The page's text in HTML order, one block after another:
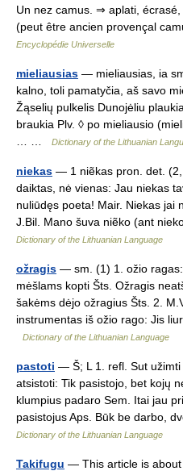
Un nez camus. ⇒ aplati,
(peut être ancien provençal
Encyclopédie Universelle
mieliausias — mieliausias, ia
kalno, toli pamatyčia, aš savo
Žąselių pulkelis Dunojėliu
braukia Plv. ◊ po mieliausio
Dictionary of the Lithuanian
niekas — 1 niẽkas pron. det.
daiktas, nė vienas: Jau niekas
nuliūdęs poeta! Mair. Niekas jai
J.Bil. Mano šuva niẽko (ant
Dictionary of the Lithuanian Language
ožragis — sm. (1) 1. ožio
mėšlams kopti Šts. Ožragis
šakėms dėjo ožragius Šts. 2.
instrumentas iš ožio rago: Jis
Dictionary of the Lithuanian Language
pastoti — Š; L 1. refl. Sut
atsistoti: Tik pasistojo, bet kojų
klumpius padaro Sem. Itai jau
pasistojus Aps. Būk be darbo,
Dictionary of the Lithuanian Language
Takifugu — This article is about